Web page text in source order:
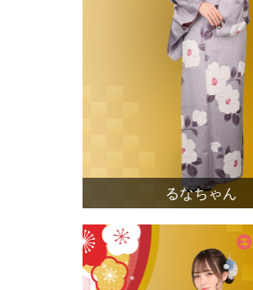
るなちゃん